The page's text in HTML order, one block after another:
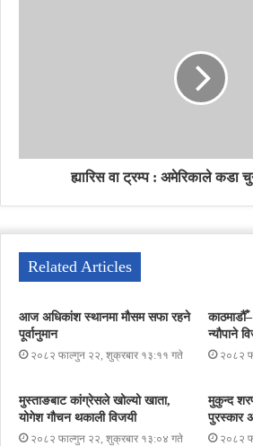
ह्यारिस वा ट्रम्प : अमेरिकाले कडा
Related Articles
आज अधिकांश स्थानमा मौसम सफा रहने
पूर्वानुमान
२०८२ फाल्गुन २२, शुक्रबार १३:११ गते
न्यौपाने
२०८२
मुस्ताङबाट कांग्रेसले खोल्यो खाता,
योगेश गौचन थकाली विजयी
२०८२ फाल्गुन २२, शुक्रबार १३:०४ गते
मुकुन्द
पुरस्कार
२०८२